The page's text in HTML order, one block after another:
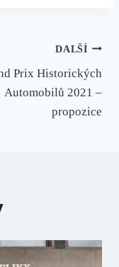
DALŠÍ
Prix Historických
Automobilů 2021 –
propozice